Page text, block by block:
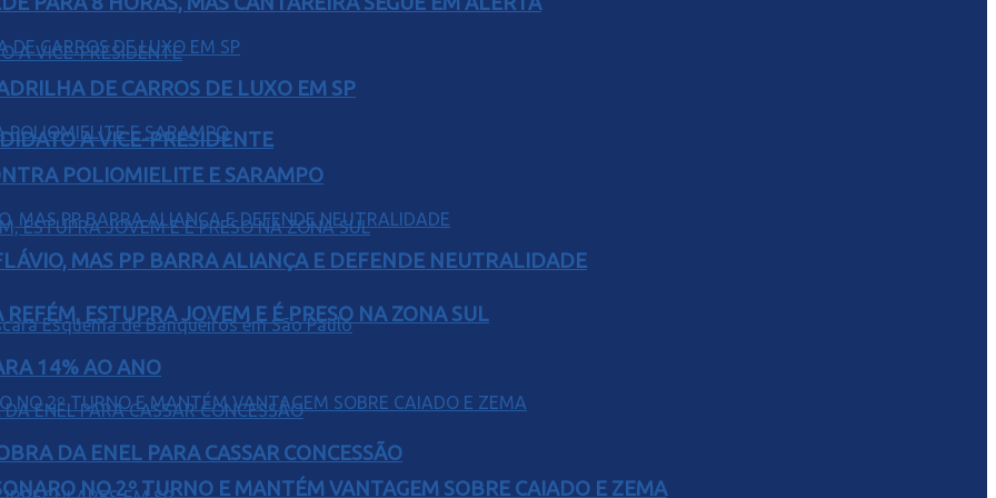
A VICE-PRESIDENTE
ESTUPRA JOVEM E É PRESO NA ZONA SUL
NO 2º TURNO E MANTÉM VANTAGEM SOBRE CAIADO E ZEMA
DE CARROS DE LUXO EM SP
POLIOMIELITE E SARAMPO
MAS PP BARRA ALIANÇA E DEFENDE NEUTRALIDADE
14% AO ANO
DA ENEL PARA CASSAR CONCESSÃO